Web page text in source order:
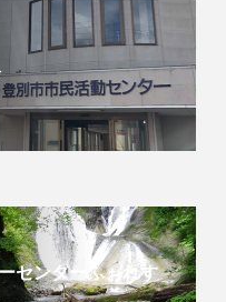
センターふぉれす